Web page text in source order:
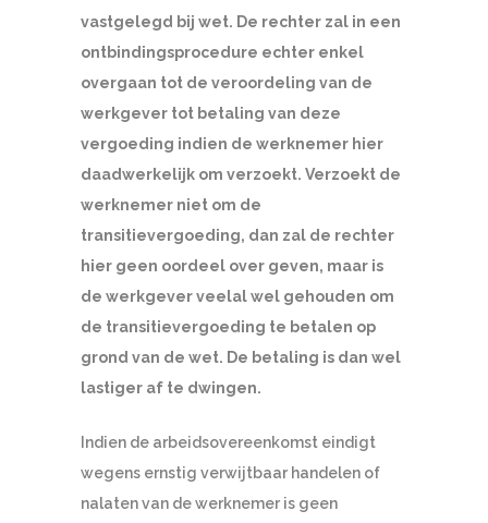
vastgelegd bij wet. De rechter zal in een
ontbindingsprocedure echter enkel
overgaan tot de veroordeling van de
werkgever tot betaling van deze
vergoeding indien de werknemer hier
daadwerkelijk om verzoekt. Verzoekt de
werknemer niet om de
transitievergoeding, dan zal de rechter
hier geen oordeel over geven, maar is
de werkgever veelal wel gehouden om
de transitievergoeding te betalen op
grond van de wet. De betaling is dan wel
lastiger af te dwingen.
Indien de arbeidsovereenkomst eindigt
wegens ernstig verwijtbaar handelen of
nalaten van de werknemer is geen